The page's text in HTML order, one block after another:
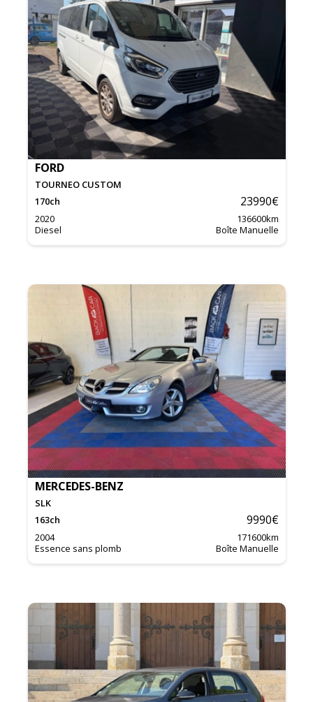
FORD
TOURNEO CUSTOM
170ch 23990€
2020 136600km
Diesel
Boîte Manuelle
MERCEDES-BENZ
SLK
163ch 9990€
2004 171600km
Essence sans plomb
Boîte Manuelle